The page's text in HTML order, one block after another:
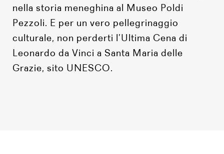
nella storia meneghina al Museo Poldi
Pezzoli. E per un vero pellegrinaggio
culturale, non perderti l’Ultima Cena di
Leonardo da Vinci a Santa Maria delle
Grazie, sito UNESCO.